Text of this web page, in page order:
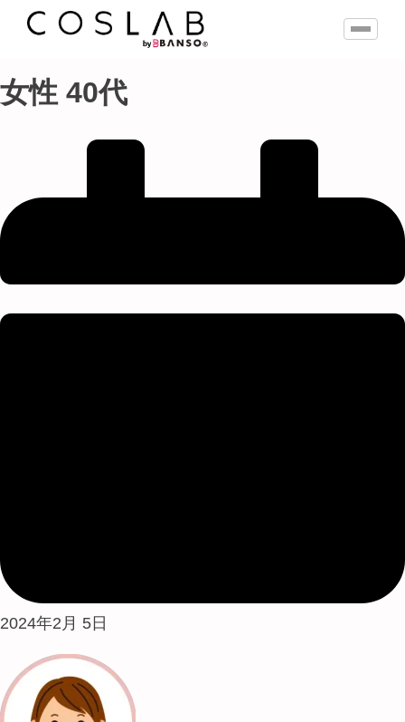
女性 40代
2024年2月 5日